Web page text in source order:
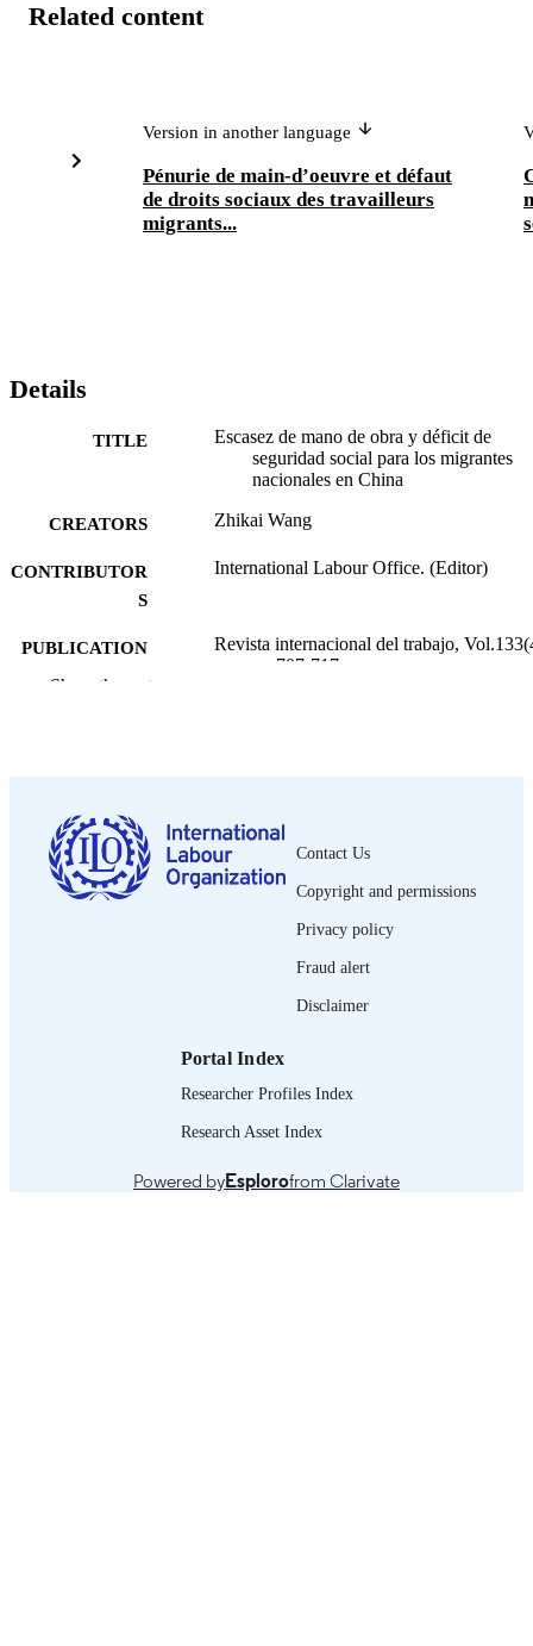
Related content
Version in another language
Pénurie de main-d’oeuvre et défaut
de droits sociaux des travailleurs
migrants...
Details
TITLE
Escasez de mano de obra y déficit de
seguridad social para los migrantes
nacionales en China
CREATORS Zhikai Wang
CONTRIBUTOR
S
International Labour Office. (Editor)
PUBLICATION
DETAILS
Revista internacional del trabajo,
pp.707-717
ISSN 0378-5548
DOI
https://doi.org/10.1111/J.1564-
journal article
995219260302676
Show the rest
Contact Us
Copyright and permissions
Privacy policy
Fraud alert
Disclaimer
Portal Index
Researcher Profiles Index
Research Asset Index
Powered byEsplorofrom Clarivate